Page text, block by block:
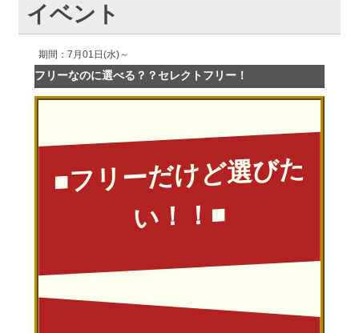
イベント
期間：7月01日(水)～
フリーなのに選べる？？セレクトフリー！
■フリーだけど選びた
い！！■